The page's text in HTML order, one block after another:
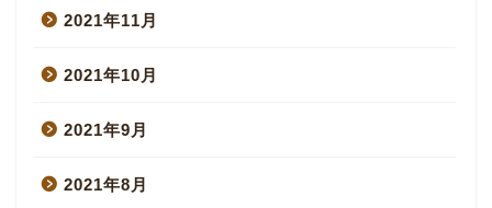
2021年11月
2021年10月
2021年9月
2021年8月